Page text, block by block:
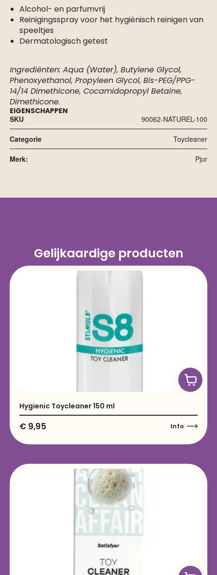
Alcohol- en parfumvrij
Reinigingsspray voor het hygiënisch reinigen van
speeltjes
Dermatologisch getest
Ingrediënten: Aqua (Water), Butylene Glycol,
Phenoxyethanol, Propyleen Glycol, Bis-PEG/PPG-
14/14 Dimethicone, Cocamidopropyl Betaine,
Dimethicone.
EIGENSCHAPPEN
SKU
90062-NATUREL-100
Categorie Toycleaner
Merk: Pjur
Gelijkaardige producten
Hygienic Toycleaner 150 ml
€ 9,95 Info